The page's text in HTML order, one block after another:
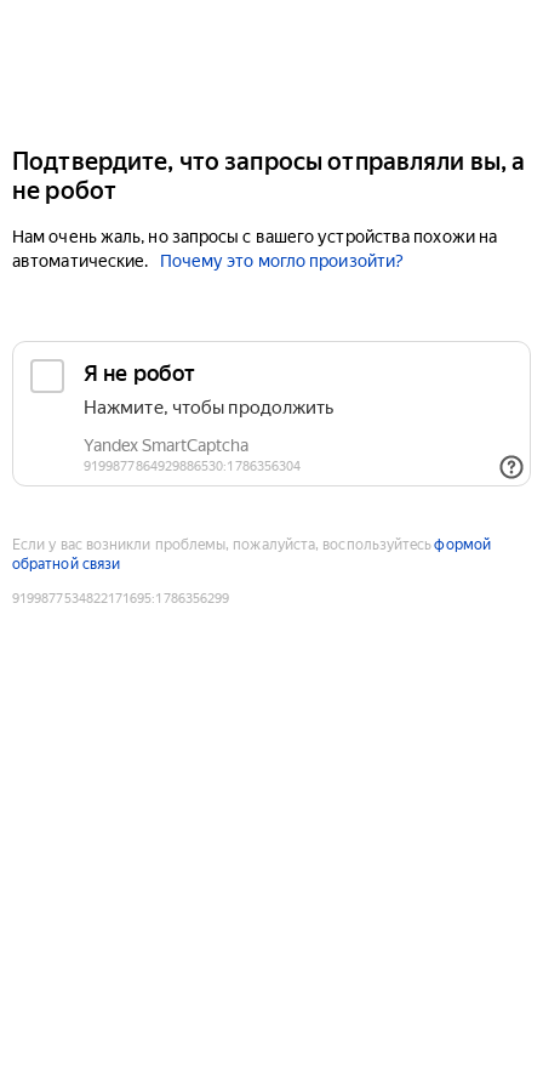
Подтвердите, что запросы отправляли вы, а
не робот
Нам очень жаль, но запросы с вашего устройства похожи на
автоматические.
Почему это могло произойти?
Если у вас возникли проблемы, пожалуйста, воспользуйтесьформой
обратной связи
9199877534822171695:1786356299